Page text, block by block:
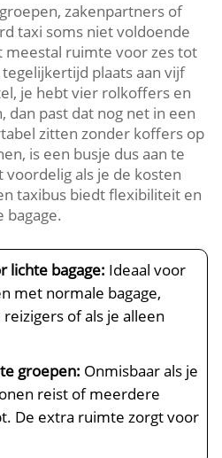
zakenpartners of
taxi soms niet voldoende
meestal ruimte voor zes tot
plaats aan vijf
je hebt vier rolkoffers en
past dat nog net in een
zitten zonder koffers op
is een busje dus aan te
als je de kosten
taxibus biedt flexibiliteit en
bagage.
lichte bagage: Ideaal voor
met normale bagage,
of als je alleen
groepen: Onmisbaar als je
reist of meerdere
De extra ruimte zorgt voor